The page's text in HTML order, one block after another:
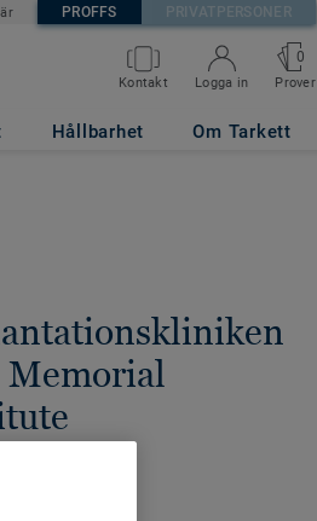
PROFFS PRIVATPERSONER
Kontakt Logga in
0
Prover
Hållbarhet Om Tarkett
Memorial